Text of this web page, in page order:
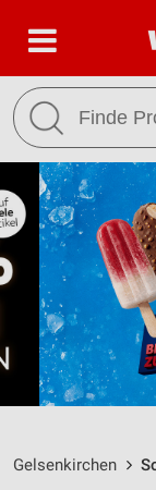
Gelsenkirchen